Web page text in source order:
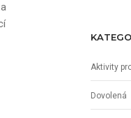
Aktivity
Dovolená